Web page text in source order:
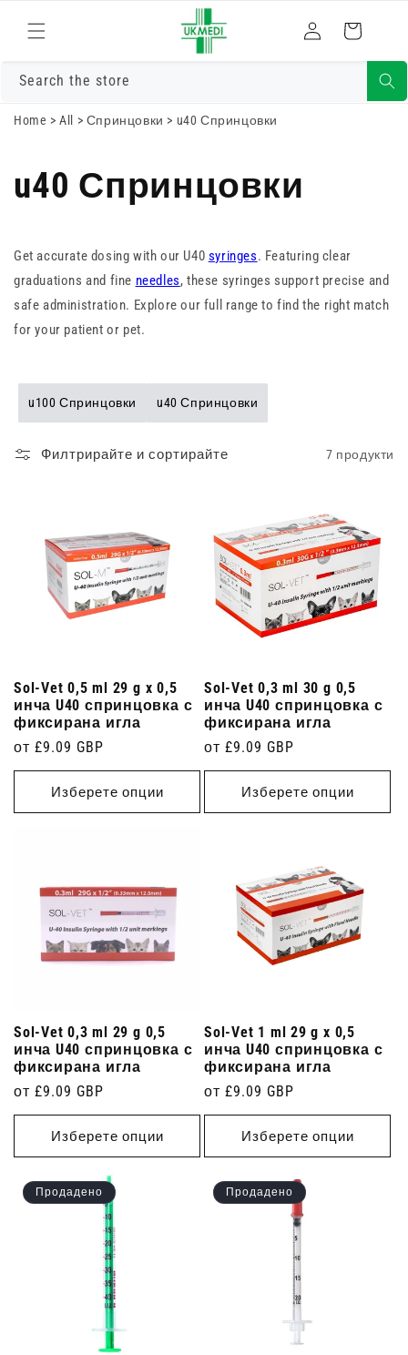
към
съдържанието
Влизам Количка
Search the store
Home >All > Спринцовки > u40 Спринцовки
u40 Спринцовки
Get accurate dosing with our U40 syringes. Featuring clear
graduations and fine needles, these syringes support precise and
safe administration. Explore our full range to find the right match
for your patient or pet.
u100 Спринцовки u40 Спринцовки
Филтрирайте и сортирайте 7 продукти
Sol-Vet 0,5 ml 29 g x 0,5
инча U40 спринцовка с
фиксирана игла
Редовна
цена
от £9.09 GBP
Изберете опции
Sol-Vet 0,3 ml 30 g 0,5
инча U40 спринцовка с
фиксирана игла
Редовна
цена
от £9.09 GBP
Изберете опции
Sol-Vet 0,3 ml 29 g 0,5
инча U40 спринцовка с
фиксирана игла
Редовна
цена
от £9.09 GBP
Изберете опции
Sol-Vet 1 ml 29 g x 0,5
инча U40 спринцовка с
фиксирана игла
Редовна
цена
от £9.09 GBP
Изберете опции
Продадено Продадено